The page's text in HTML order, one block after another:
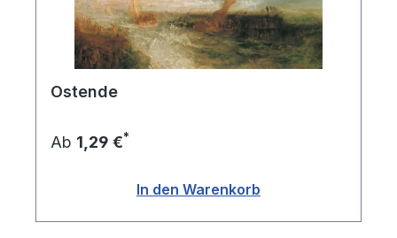
Ostende
Ab 1,29 €*
In den Warenkorb